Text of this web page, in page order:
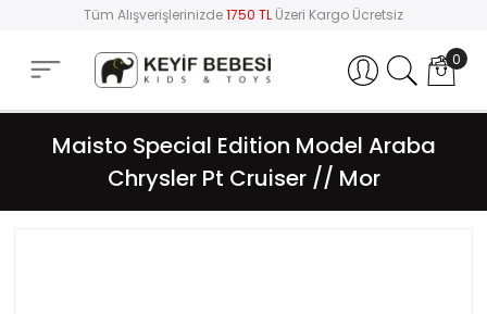
Tüm Alışverişlerinizde1750 TL Üzeri Kargo Ücretsiz
Hesabım 0
Maisto Special Edition Model Araba
Chrysler Pt Cruiser // Mor